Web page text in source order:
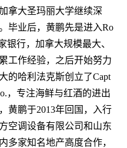
拿大圣玛丽大学继续深
毕业后，黄鹏先是进入Ro
银行，加拿大规模最大、
工作经验，之后开始努力
的哈利法克斯创立了Capt
，专注海鲜与红酒的进出
黄鹏于2013年回国，入行
空调设备有限公司和山东
多家知名地产高度合作，